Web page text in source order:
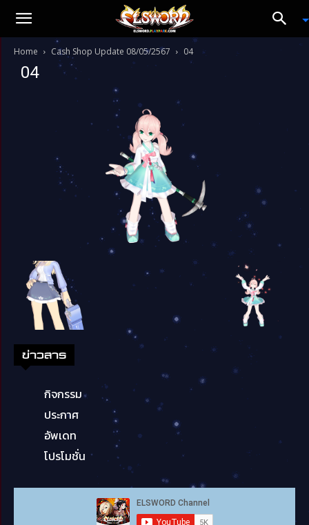
Home Cash Shop Update 08/05/2567 04
04
ข่าวสาร
กิจกรรม
ประกาศ
อัพเดท
โปรโมชั่น